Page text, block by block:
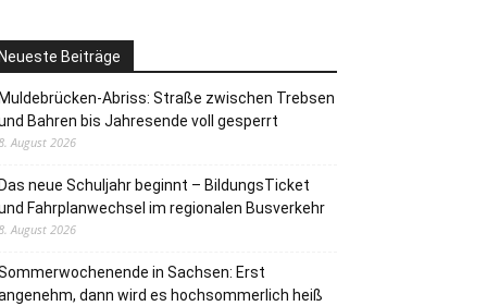
Beiträge
Abriss: Straße zwischen Trebsen
Bahren bis Jahresende voll gesperrt
August 2026
neue Schuljahr beginnt – BildungsTicket
Fahrplanwechsel im regionalen Busverkehr
August 2026
in Sachsen: Erst
dann wird es hochsommerlich heiß